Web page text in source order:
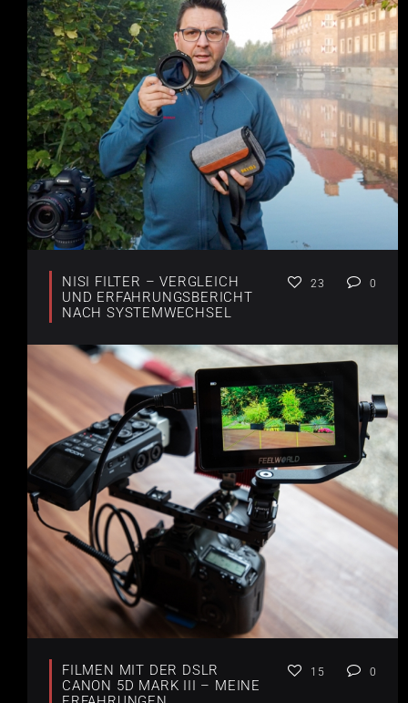
NISI FILTER – VERGLEICH
UND ERFAHRUNGSBERICHT
NACH SYSTEMWECHSEL
23 0
FILMEN MIT DER DSLR
CANON 5D MARK III – MEINE
15 0